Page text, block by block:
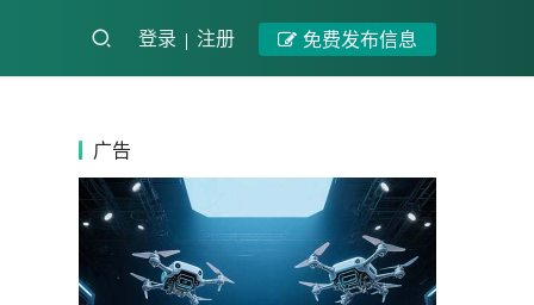
登录 注册 免费发布信息
广告